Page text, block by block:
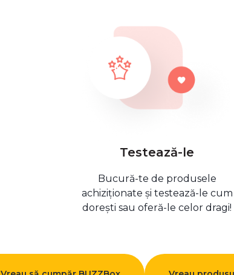
Testează-le
Bucură-te de produsele
achiziționate și testează-le cum
dorești sau oferă-le celor dragi!